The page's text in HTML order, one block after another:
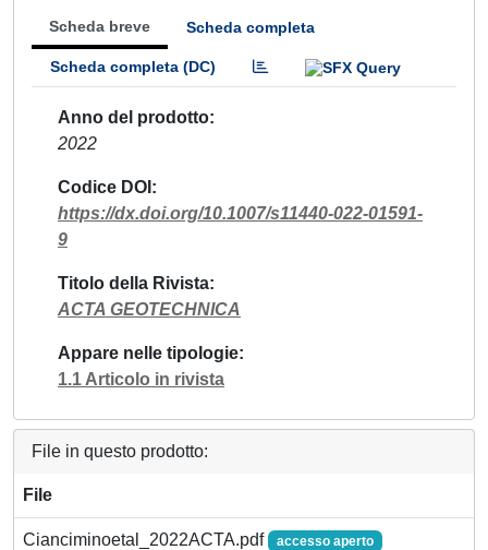
Scheda breve Scheda completa
Scheda completa (DC)
Anno del prodotto
2022
Codice DOI
https://dx.doi.org/10.1007/s11440-022-01591-
9
Titolo della Rivista
ACTA GEOTECHNICA
Appare nelle tipologie
1.1 Articolo in rivista
File in questo prodotto:
File
Cianciminoetal_2022ACTA.pdf accesso aperto